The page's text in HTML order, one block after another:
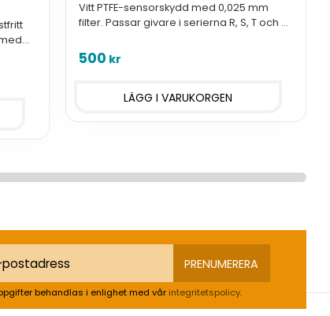
Vitt PTFE-sensorskydd med 0,025 mm
filter. Passar givare i serierna R, S, T och H.
+125°C. För inomhusbruk, ej
500 kr
PRENUMERERA
behandlas i enlighet med vår integritetspolicy.